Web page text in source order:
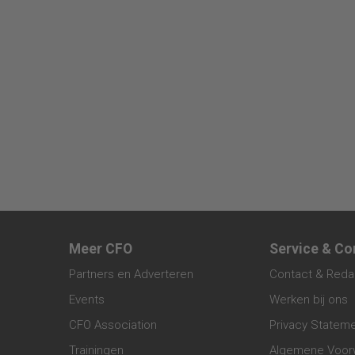
Meer CFO
Partners en Adverteren
Events
CFO Association
Trainingen
Service &
Contact &
Werken bij ons
Privacy
Algemene